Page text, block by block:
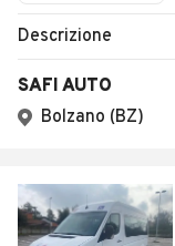
Descrizione
SAFI AUTO
Bolzano (BZ)